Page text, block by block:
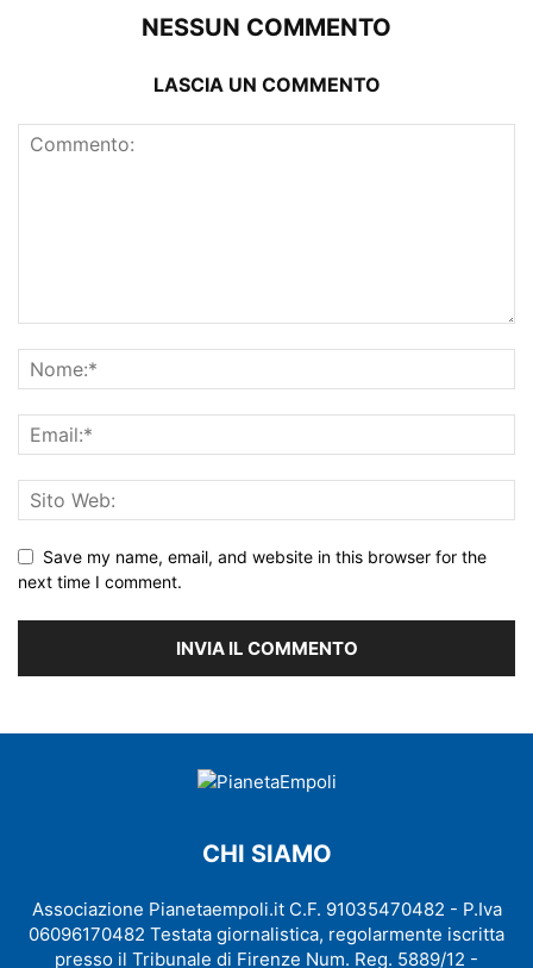
NESSUN COMMENTO
LASCIA UN COMMENTO
Save my name, email, and website in this browser for the
next time I comment.
CHI SIAMO
Associazione Pianetaempoli.it C.F. 91035470482 - P.Iva
06096170482 Testata giornalistica, regolarmente iscritta
presso il Tribunale di Firenze Num. Reg. 5889/12 -